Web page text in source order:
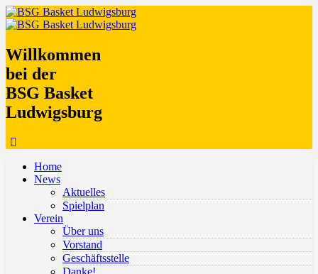
Willkommen
bei der
BSG Basket
Ludwigsburg
Home
News
Aktuelles
Spielplan
Verein
Über uns
Vorstand
Geschäftsstelle
Danke!